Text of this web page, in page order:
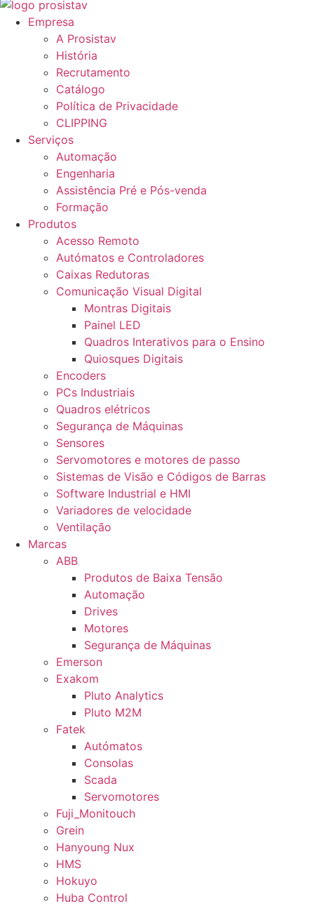
Empresa
A Prosistav
História
Recrutamento
Catálogo
Política de Privacidade
CLIPPING
Serviços
Automação
Engenharia
Assistência Pré e Pós-venda
Formação
Produtos
Acesso Remoto
Autómatos e Controladores
Caixas Redutoras
Comunicação Visual Digital
Montras Digitais
Painel LED
Quadros Interativos para o Ensino
Quiosques Digitais
Encoders
PCs Industriais
Quadros elétricos
Segurança de Máquinas
Sensores
Servomotores e motores de passo
Sistemas de Visão e Códigos de Barras
Software Industrial e HMI
Variadores de velocidade
Ventilação
Marcas
ABB
Produtos de Baixa Tensão
Automação
Drives
Motores
Segurança de Máquinas
Emerson
Exakom
Pluto Analytics
Pluto M2M
Fatek
Autómatos
Consolas
Scada
Servomotores
Fuji_Monitouch
Grein
Hanyoung Nux
HMS
Hokuyo
Huba Control